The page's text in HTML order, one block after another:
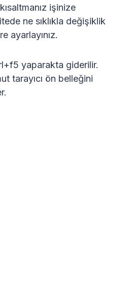
işinize
ne sıklıkla değişiklik
ayarlayınız.
yaparakta giderilir.
tarayıcı ön belleğini